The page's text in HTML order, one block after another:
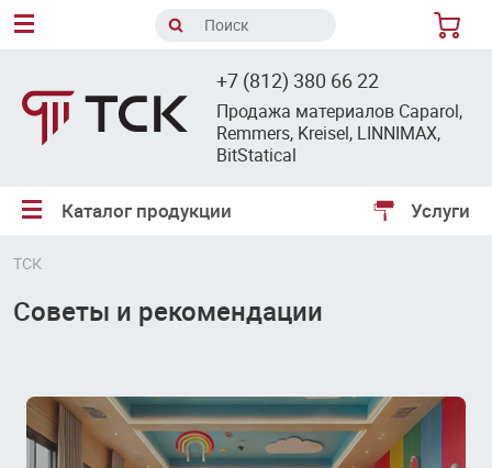
+7 (812) 380 66 22
Продажа материалов Caparol,
Remmers, Kreisel, LINNIMAX,
BitStatical
Каталог продукции Услуги
ТСК
Советы и рекомендации